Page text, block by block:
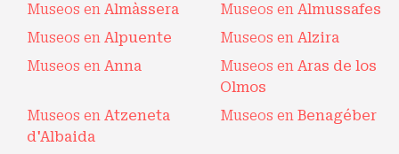
Museos en Almàssera Museos en Almussafes
Museos en Alpuente Museos en Alzira
Museos en Anna Museos en Aras de los
Olmos
Museos en Atzeneta
d'Albaida
Museos en Benagéber